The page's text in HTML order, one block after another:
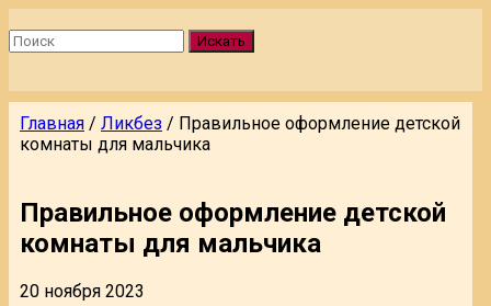
Искать
Главная / Ликбез / Правильное оформление детской
комнаты для мальчика
Правильное оформление детской
комнаты для мальчика
20 ноября 2023